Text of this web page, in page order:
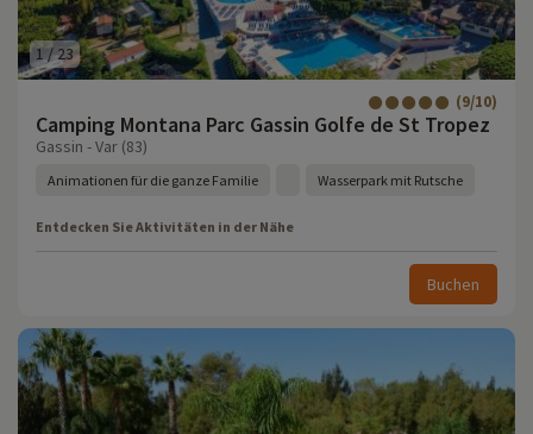
1 /23
Camping Montana Parc Gassin Golfe de St Tropez
(9/10)
Gassin - Var (83)
Animationen für die ganze Familie Wasserpark mit Rutsche
Entdecken Sie Aktivitäten in der Nähe
Buchen